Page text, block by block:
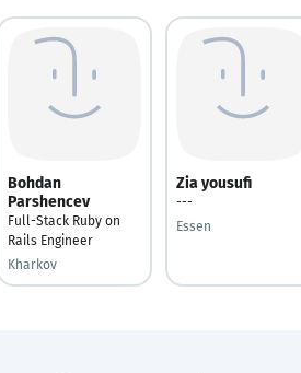
Bohdan
Parshencev
Full-Stack Ruby on
Rails Engineer
Kharkov
Zia yousufi
---
Essen